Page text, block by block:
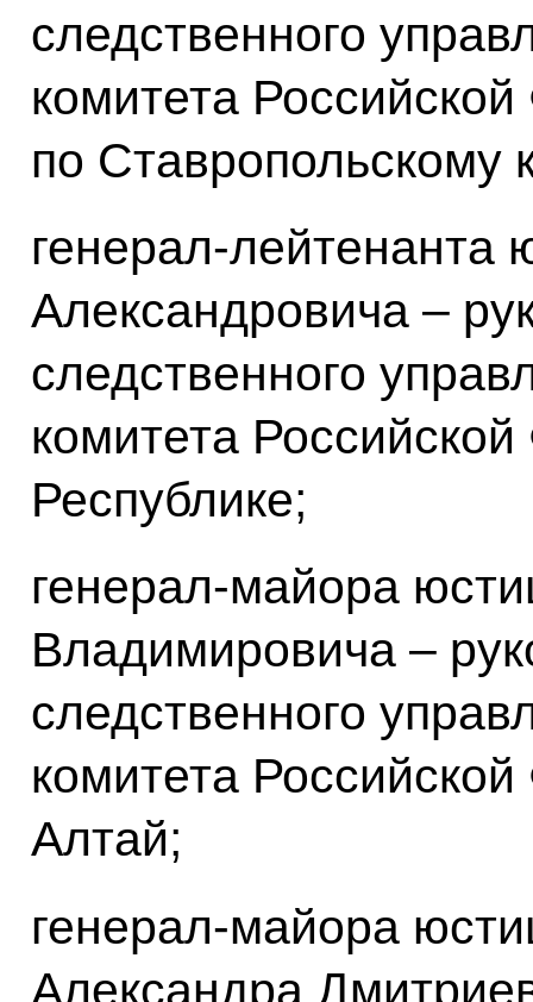
следственного
комитета
по Ставропольскому
генерал-лейтенанта
Александровича –
следственного
комитета
Республике;
генерал-майора
Владимировича –
следственного
комитета
Алтай;
генерал-майора
Александра